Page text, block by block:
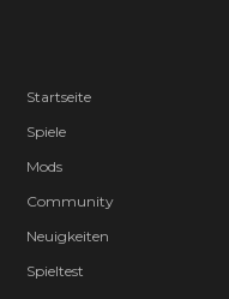
Startseite
Spiele
Mods
Community
Neuigkeiten
Spieltest